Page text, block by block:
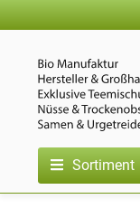
Sortiment